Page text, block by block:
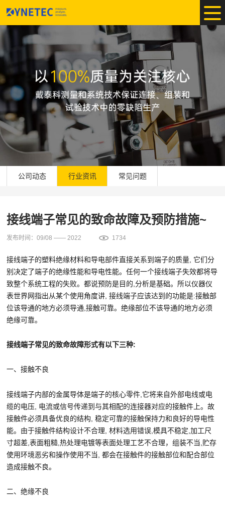
公司动态 行业资讯 常见问题
接线端子常见的致命故障及预防措施~
发布时间：09/08 —— 2022 1734
接线端子的塑料绝缘材料和导电部件直接关系到端子的质量, 它们分
别决定了端子的绝缘性能和导电性能。任何一个接线端子失效都将导
致整个系统工程的失败。都说预防是目的,分析是基础。所以仪器仪
表世界网指出从某个使用角度讲, 接线端子应该达到的功能是:接触部
位该导通的地方必须导通,接触可靠。绝缘部位不该导通的地方必须
绝缘可靠。
接线端子常见的致命故障形式有以下三种:
一、接触不良
接线端子内部的金属导体是端子的核心零件,它将来自外部电线或电
缆的电压, 电流或信号传递到与其相配的连接器对应的接触件上。故
接触件必须具备优良的结构, 稳定可靠的接触保持力和良好的导电性
能。由于接触件结构设计不合理, 材料选用错误,模具不稳定,加工尺
寸超差,表面粗糙,热处理电镀等表面处理工艺不合理，组装不当,贮存
使用环境恶劣和操作使用不当, 都会在接触件的接触部位和配合部位
造成接触不良。
二、绝缘不良